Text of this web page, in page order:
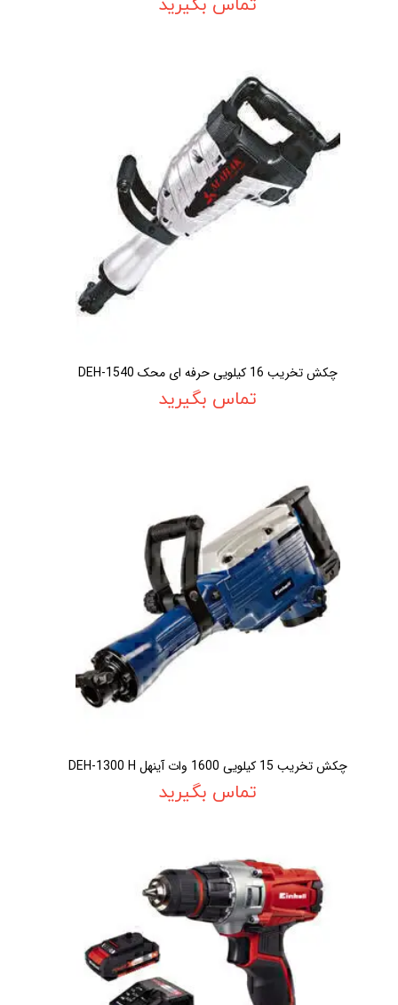
تماس بگیرید
چکش تخريب 16 کيلويی حرفه ای محک DEH-1540
تماس بگیرید
چکش تخريب 15 کيلويی 1600 وات آينهل DEH-1300 H
تماس بگیرید